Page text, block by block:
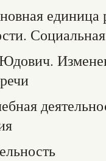
единица